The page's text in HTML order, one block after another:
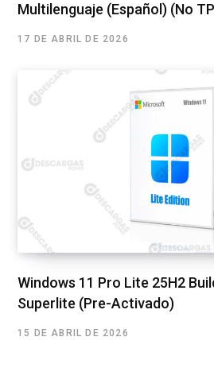
Multilenguaje (Español) (No
17 DE ABRIL DE 2026
Windows 11 Pro Lite 25H2
Superlite (Pre-Activado)
15 DE ABRIL DE 2026